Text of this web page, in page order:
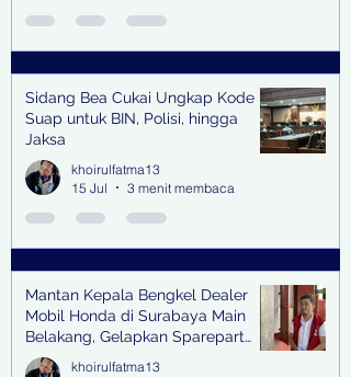
Sidang Bea Cukai Ungkap Kode
Suap untuk BIN, Polisi, hingga
Jaksa
khoirulfatma13
15 Jul
3 menit membaca
Mantan Kepala Bengkel Dealer
Mobil Honda di Surabaya Main
Belakang, Gelapkan Sparepart
Senilai Rp 1,9 Miliar
khoirulfatma13